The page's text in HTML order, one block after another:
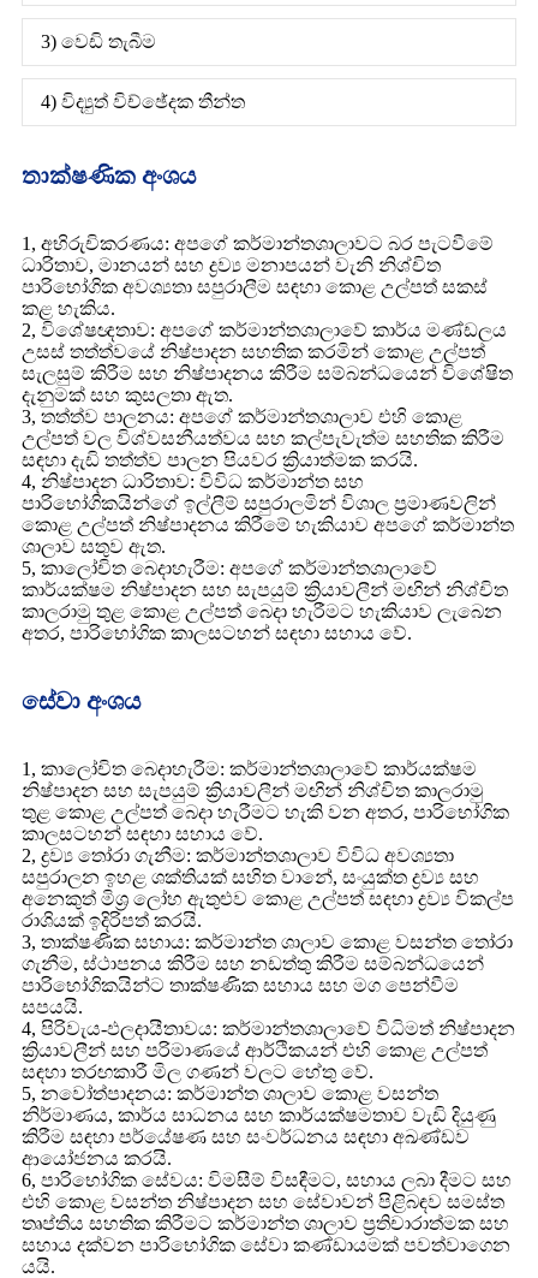
3) වෙඩි තැබීම
4) විද්‍යුත් විච්ඡේදක තීන්ත
තාක්ෂණික අංශය
1, අභිරුචිකරණය: අපගේ කර්මාන්තශාලාවට බර පැටවීමේ
ධාරිතාව, මානයන් සහ ද්‍රව්‍ය මනාපයන් වැනි නිශ්චිත
පාරිභෝගික අවශ්‍යතා සපුරාලීම සඳහා කොළ උල්පත් සකස්
කළ හැකිය.
2, විශේෂඥතාව: අපගේ කර්මාන්තශාලාවේ කාර්ය මණ්ඩලය
උසස් තත්ත්වයේ නිෂ්පාදන සහතික කරමින් කොළ උල්පත්
සැලසුම් කිරීම සහ නිෂ්පාදනය කිරීම සම්බන්ධයෙන් විශේෂිත
දැනුමක් සහ කුසලතා ඇත.
3, තත්ත්ව පාලනය: අපගේ කර්මාන්තශාලාව එහි කොළ
උල්පත් වල විශ්වසනීයත්වය සහ කල්පැවැත්ම සහතික කිරීම
සඳහා දැඩි තත්ත්ව පාලන පියවර ක්‍රියාත්මක කරයි.
4, නිෂ්පාදන ධාරිතාව: විවිධ කර්මාන්ත සහ
පාරිභෝගිකයින්ගේ ඉල්ලීම් සපුරාලමින් විශාල ප්‍රමාණවලින්
කොළ උල්පත් නිෂ්පාදනය කිරීමේ හැකියාව අපගේ කර්මාන්ත
ශාලාව සතුව ඇත.
5, කාලෝචිත බෙදාහැරීම: අපගේ කර්මාන්තශාලාවේ
කාර්යක්ෂම නිෂ්පාදන සහ සැපයුම් ක්‍රියාවලීන් මඟින් නිශ්චිත
කාලරාමු තුළ කොළ උල්පත් බෙදා හැරීමට හැකියාව ලැබෙන
අතර, පාරිභෝගික කාලසටහන් සඳහා සහාය වේ.
සේවා අංශය
1, කාලෝචිත බෙදාහැරීම: කර්මාන්තශාලාවේ කාර්යක්ෂම
නිෂ්පාදන සහ සැපයුම් ක්‍රියාවලීන් මඟින් නිශ්චිත කාලරාමු
තුළ කොළ උල්පත් බෙදා හැරීමට හැකි වන අතර, පාරිභෝගික
කාලසටහන් සඳහා සහාය වේ.
2, ද්‍රව්‍ය තෝරා ගැනීම: කර්මාන්තශාලාව විවිධ අවශ්‍යතා
සපුරාලන ඉහළ ශක්තියක් සහිත වානේ, සංයුක්ත ද්‍රව්‍ය සහ
අනෙකුත් මිශ්‍ර ලෝහ ඇතුළුව කොළ උල්පත් සඳහා ද්‍රව්‍ය විකල්ප
රාශියක් ඉදිරිපත් කරයි.
3, තාක්ෂණික සහාය: කර්මාන්ත ශාලාව කොළ වසන්ත තෝරා
ගැනීම, ස්ථාපනය කිරීම සහ නඩත්තු කිරීම සම්බන්ධයෙන්
පාරිභෝගිකයින්ට තාක්ෂණික සහාය සහ මග පෙන්වීම
සපයයි.
4, පිරිවැය-ඵලදායීතාවය: කර්මාන්තශාලාවේ විධිමත් නිෂ්පාදන
ක්‍රියාවලීන් සහ පරිමාණයේ ආර්ථිකයන් එහි කොළ උල්පත්
සඳහා තරඟකාරී මිල ගණන් වලට හේතු වේ.
5, නවෝත්පාදනය: කර්මාන්ත ශාලාව කොළ වසන්ත
නිර්මාණය, කාර්ය සාධනය සහ කාර්යක්ෂමතාව වැඩි දියුණු
කිරීම සඳහා පර්යේෂණ සහ සංවර්ධනය සඳහා අඛණ්ඩව
ආයෝජනය කරයි.
6, පාරිභෝගික සේවය: විමසීම් විසඳීමට, සහාය ලබා දීමට සහ
එහි කොළ වසන්ත නිෂ්පාදන සහ සේවාවන් පිළිබඳව සමස්ත
තෘප්තිය සහතික කිරීමට කර්මාන්ත ශාලාව ප්‍රතිචාරාත්මක සහ
සහාය දක්වන පාරිභෝගික සේවා කණ්ඩායමක් පවත්වාගෙන
යයි.